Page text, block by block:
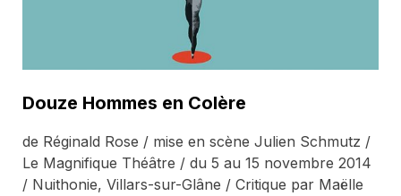
Douze Hommes en Colère
de Réginald Rose / mise en scène Julien Schmutz /
Le Magnifique Théâtre / du 5 au 15 novembre 2014
/ Nuithonie, Villars-sur-Glâne / Critique par Maëlle